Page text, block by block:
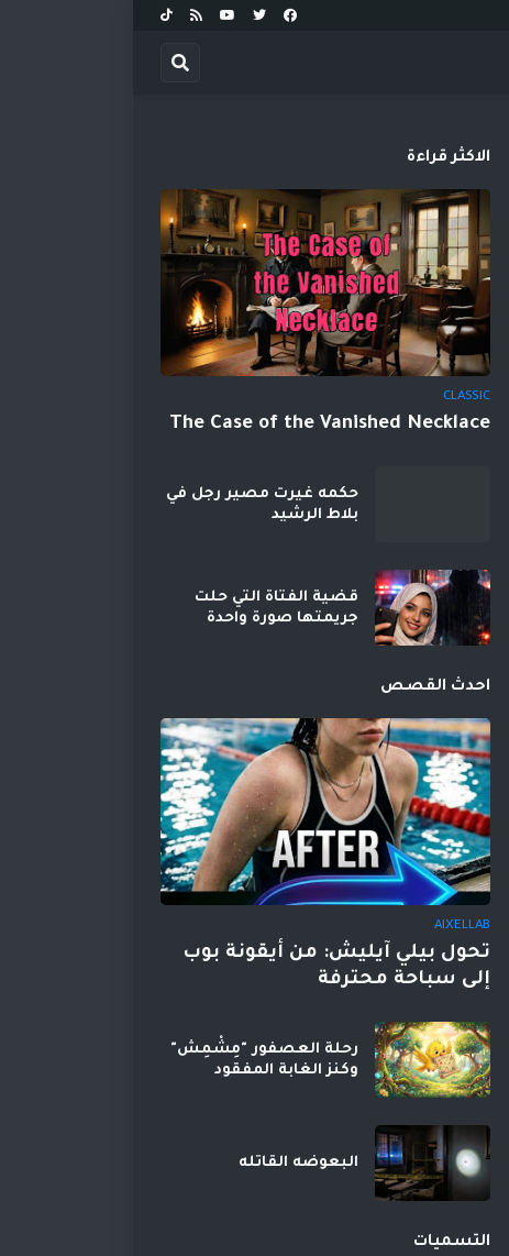
الاكثر قراءة
CLASSIC
The Case of the Vanished Necklace
حكمه غيرت مصير رجل في
بلاط الرشيد
قضية الفتاة التي حلت
جريمتها صورة واحدة
احدث القصص
AIXELLAB
تحول بيلي آيليش: من أيقونة بوب
إلى سباحة محترفة
رحلة العصفور "مِشْمِش"
وكنز الغابة المفقود
البعوضه القاتله
التسميات